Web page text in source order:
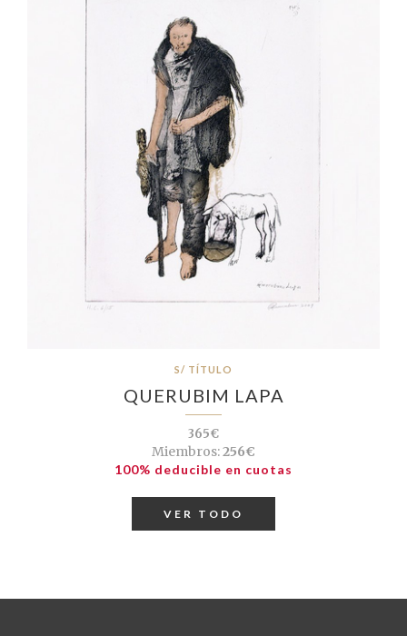
S/ TÍTULO
QUERUBIM LAPA
365€
Miembros:256€
100% deducible en cuotas
VER TODO